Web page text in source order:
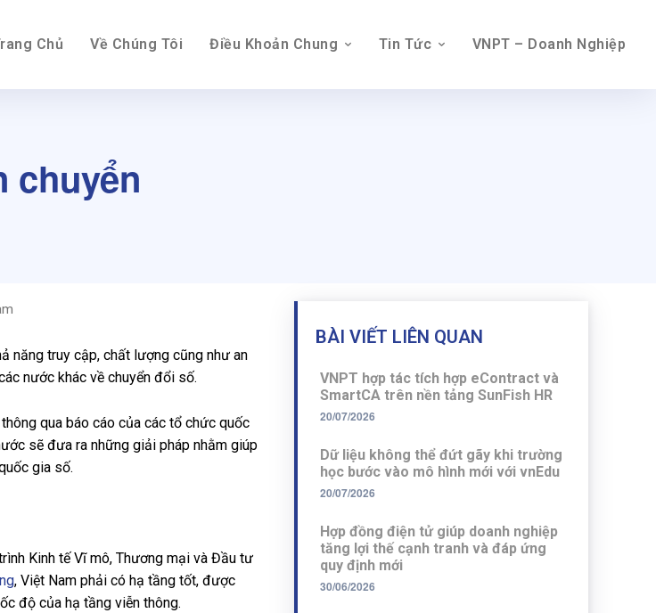
Chủ Về Chúng Tôi Điều Khoản Chung Tin Tức VNPT – Doanh Nghiệp
chuyển
năng truy cập, chất lượng cũng như an
nước khác về chuyển đổi số.
qua báo cáo của các tổ chức quốc
sẽ đưa ra những giải pháp nhằm giúp
gia số.
Kinh tế Vĩ mô, Thương mại và Đầu tư
, Việt Nam phải có hạ tầng tốt, được
độ của hạ tầng viễn thông.
BÀI VIẾT LIÊN QUAN
VNPT hợp tác tích hợp eContract và
SmartCA trên nền tảng SunFish HR
20/07/2026
Dữ liệu không thể đứt gãy khi trường
học bước vào mô hình mới với vnEdu
20/07/2026
Hợp đồng điện tử giúp doanh nghiệp
tăng lợi thế cạnh tranh và đáp ứng
quy định mới
30/06/2026